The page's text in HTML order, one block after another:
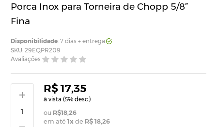
Porca Inox para Torneira de Chopp 5/8”
Fina
Disponibilidade: 7 dias + entrega
SKU: 29EQPR209
Avaliações
R$ 17,35
à vista (5% desc.)
R$18,26
em até1x de R$ 18,26